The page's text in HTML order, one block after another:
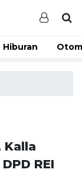
Hiburan
Kalla
REI